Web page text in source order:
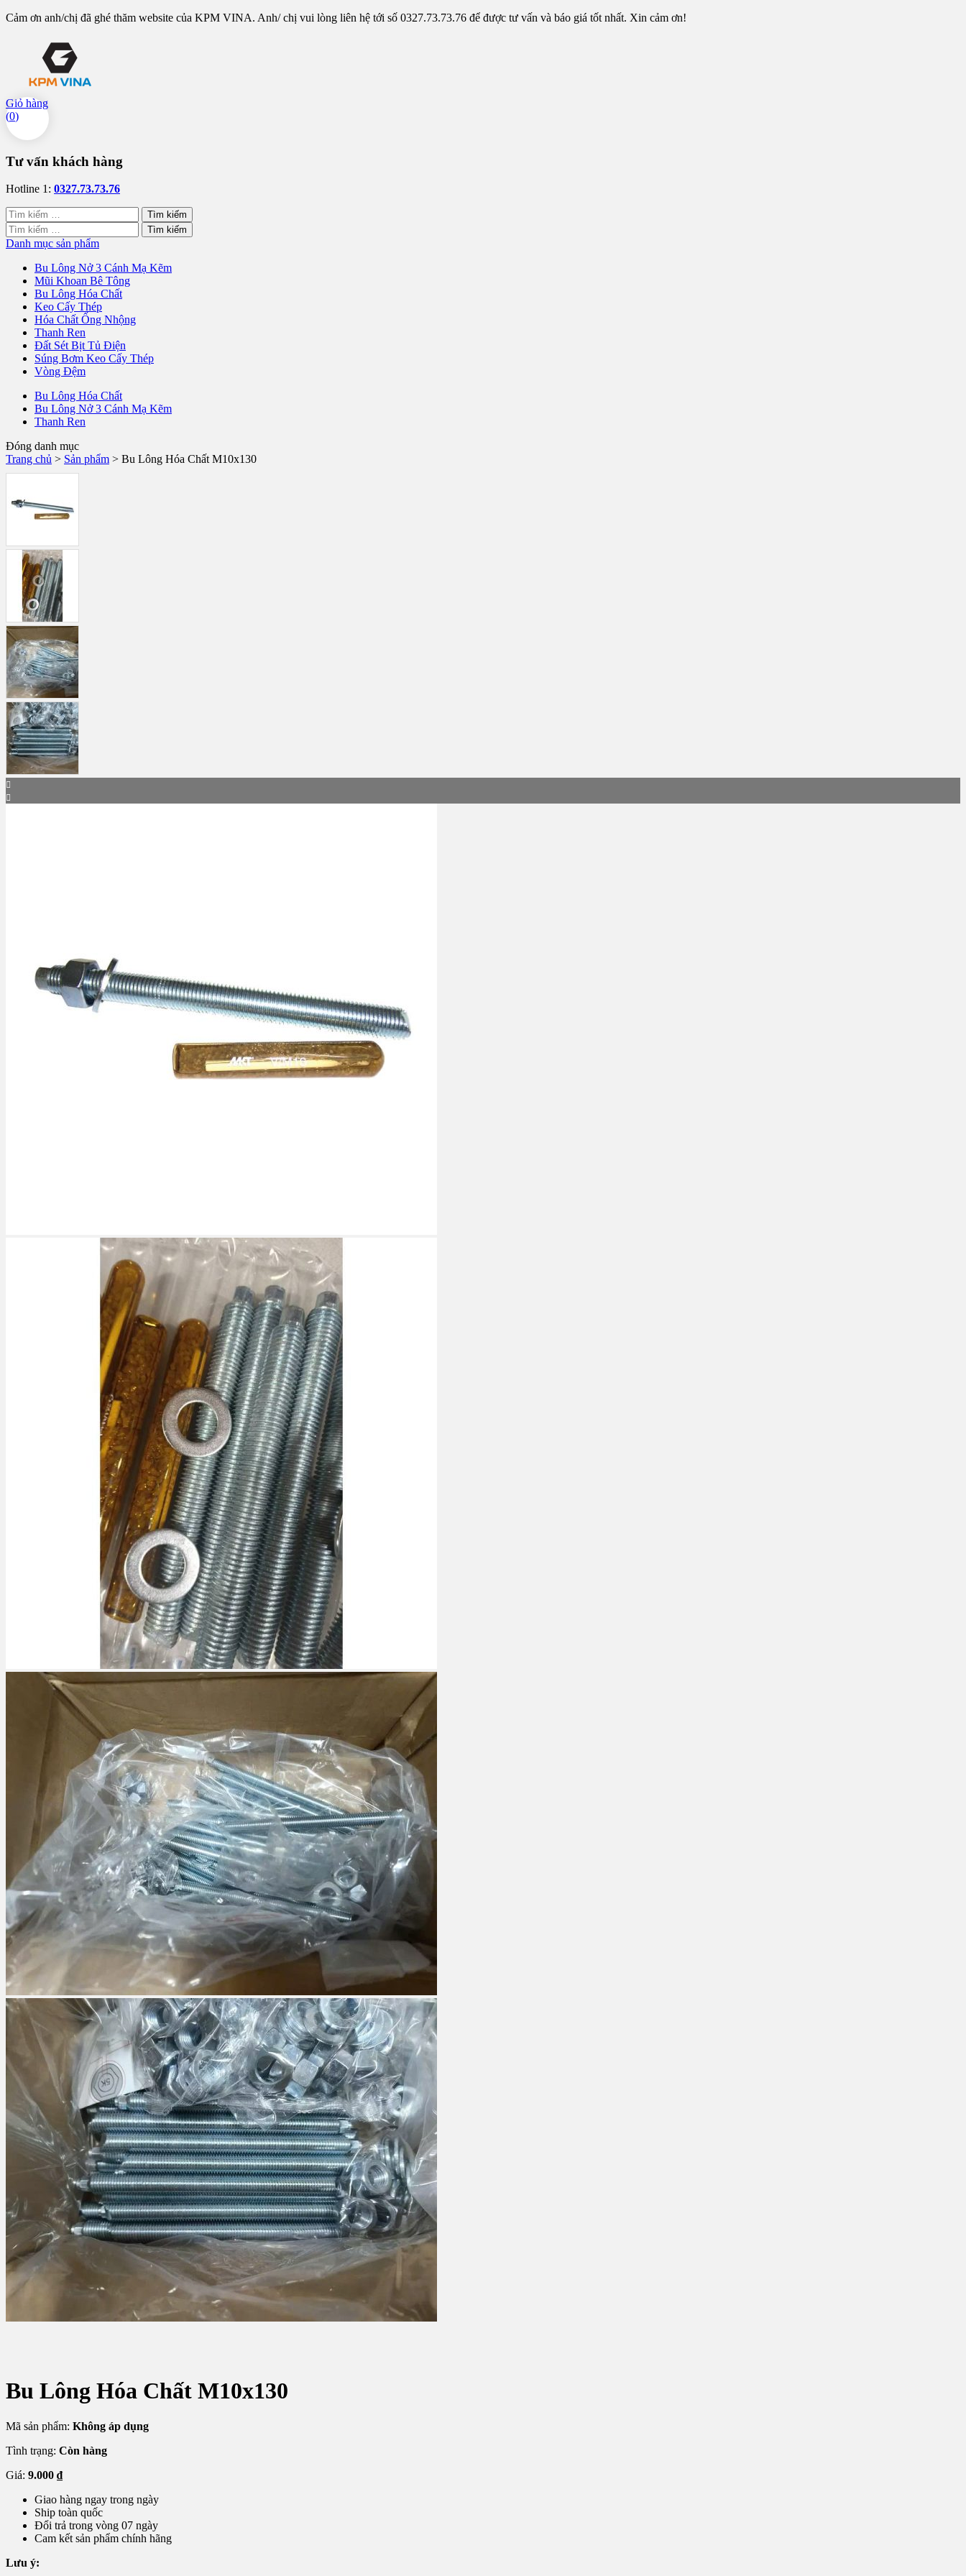
Cảm ơn anh/chị đã ghé thăm website của KPM VINA. Anh/ chị vui lòng liên hệ tới số 0327.73.73.76 để được tư vấn và báo giá tốt nhất. Xin cảm ơn!
Giỏ hàng
(0)
Tư vấn khách hàng
Hotline 1: 0327.73.73.76
Tìm
kiếm
cho:
Tìm
kiếm
Danh mục sản phẩm
Bu Lông Nở 3 Cánh Mạ Kẽm
Mũi Khoan Bê Tông
Bu Lông Hóa Chất
Keo Cấy Thép
Hóa Chất Ống Nhộng
Thanh Ren
Đất Sét Bịt Tủ Điện
Súng Bơm Keo Cấy Thép
Vòng Đệm
Bu Lông Hóa Chất
Bu Lông Nở 3 Cánh Mạ Kẽm
Thanh Ren
Đóng danh mục
Trang chủ > Sản phẩm > Bu Lông Hóa Chất M10x130
Bu Lông Hóa Chất M10x130
Mã sản phẩm: Không áp dụng
Tình trạng: Còn hàng
Giá: 9.000 ₫
Giao hàng ngay trong ngày
Ship toàn quốc
Đổi trả trong vòng 07 ngày
Cam kết sản phẩm chính hãng
Lưu ý: